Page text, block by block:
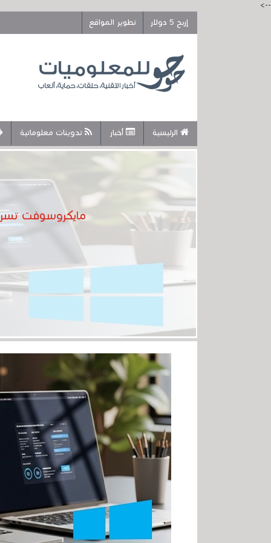
-->
إربح 5 دولار
تطوير المواقع
الرئيسية أخبار تدوينات معلوماتية
مايكروسوفت تسرع نهاية الويندوز 10 بإطلاق